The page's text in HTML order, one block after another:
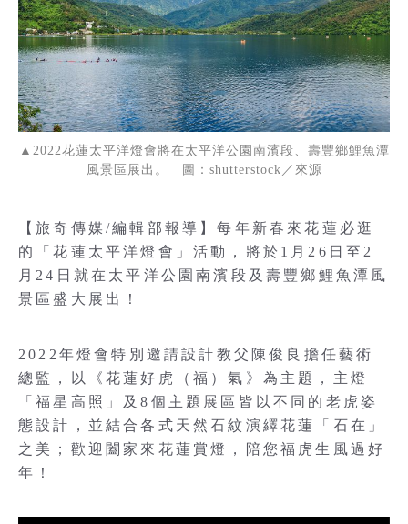
▲2022花蓮太平洋燈會將在太平洋公園南濱段、壽豐鄉鯉魚潭
風景區展出。 圖：shutterstock／來源
【旅奇傳媒/編輯部報導】每年新春來花蓮必逛
的「花蓮太平洋燈會」活動，將於1月26日至2
月24日就在太平洋公園南濱段及壽豐鄉鯉魚潭風
景區盛大展出！
2022年燈會特別邀請設計教父陳俊良擔任藝術
總監，以《花蓮好虎（福）氣》為主題，主燈
「福星高照」及8個主題展區皆以不同的老虎姿
態設計，並結合各式天然石紋演繹花蓮「石在」
之美；歡迎闔家來花蓮賞燈，陪您福虎生風過好
年！